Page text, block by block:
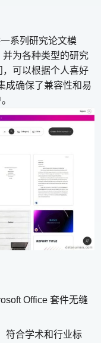
系列研究论文模
为各种类型的研究
可以根据个人喜好
成确保了兼容性和易
Office 套件无缝
符合学术和行业标